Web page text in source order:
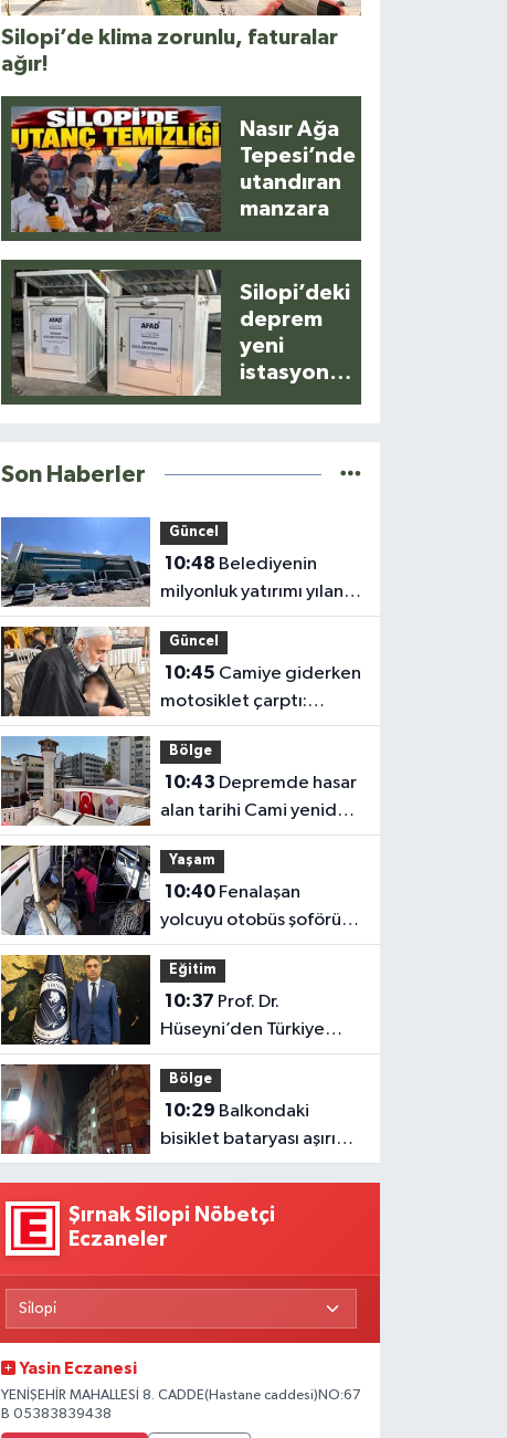
Silopi’de klima zorunlu, faturalar
ağır!
Nasır Ağa
Tepesi’nde
utandıran
manzara
Silopi’deki
deprem
yeni
istasyonla
Son Haberler
Güncel
10:48
milyonluk yatırımı yılan
hikayesine döndü
Güncel
10:45
motosiklet çarptı:
Hayatını kaybetti
Bölge
10:43
alan tarihi Cami yeniden
ibadete açıldı
Yaşam
10:40Fenalaşan
yolcuyu otobüs şoförü
hastaneye yetiştirdi
Eğitim
10:37
Hüseyni’den Türkiye
Ekonomisi İçin Kritik
Analiz
Bölge
10:29
bisiklet bataryası aşırı
ısınınca patladı
Şırnak Silopi Nöbetçi
Eczaneler
Yasin Eczanesi
YENİŞEHİR MAHALLESİ 8. CADDE(Hastane caddesi)NO:67
B 05383839438